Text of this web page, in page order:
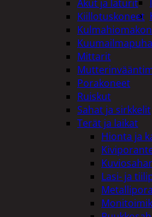
Akut ja laturit
Kiillotuskoneet
Mittarit
Porakoneet
Ruiskut
Sahat ja sirkkelit
Terät ja laikat
Hionta ja
Lasi- ja